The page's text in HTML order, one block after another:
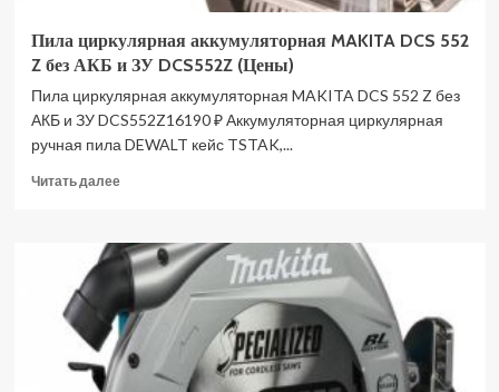
Пила циркулярная аккумуляторная MAKITA DCS 552
Z без АКБ и ЗУ DCS552Z (Цены)
Пила циркулярная аккумуляторная MAKITA DCS 552 Z без
АКБ и ЗУ DCS552Z16190 ₽ Аккумуляторная циркулярная
ручная пила DEWALT кейс TSTAK,...
Читать далееПрочитать
Пила
циркулярная
аккумуляторная
MAKITA
DCS
552
Z